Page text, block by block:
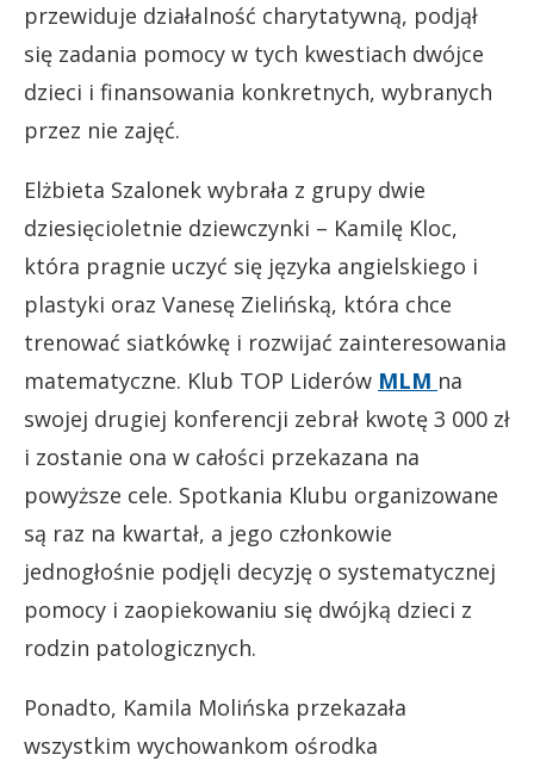
przewiduje działalność charytatywną, podjął
się zadania pomocy w tych kwestiach dwójce
dzieci i finansowania konkretnych, wybranych
przez nie zajęć.
Elżbieta Szalonek wybrała z grupy dwie
dziesięcioletnie dziewczynki – Kamilę Kloc,
która pragnie uczyć się języka angielskiego i
plastyki oraz Vanesę Zielińską, która chce
trenować siatkówkę i rozwijać zainteresowania
matematyczne. Klub TOP Liderów MLM na
swojej drugiej konferencji zebrał kwotę 3 000 zł
i zostanie ona w całości przekazana na
powyższe cele. Spotkania Klubu organizowane
są raz na kwartał, a jego członkowie
jednogłośnie podjęli decyzję o systematycznej
pomocy i zaopiekowaniu się dwójką dzieci z
rodzin patologicznych.
Ponadto, Kamila Molińska przekazała
wszystkim wychowankom ośrodka